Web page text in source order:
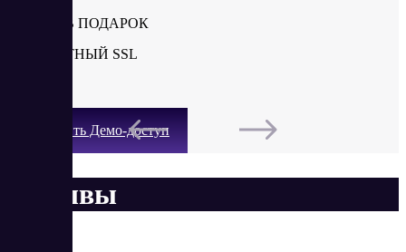
ДОМЕН В ПОДАРОК
БЕСПЛАТНЫЙ SSL
Получить Демо-доступ
Отзывы